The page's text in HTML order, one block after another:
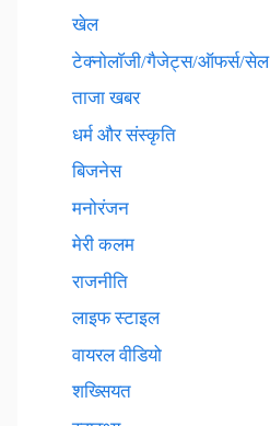
खेल
टेक्नाेलाॅजी/गैजेट्स/ऑफर्स/सेल
ताजा खबर
धर्म और संस्कृति
बिजनेस
मनोरंजन
मेरी कलम
राजनीति
लाइफ स्टाइल
वायरल वीडियो
शख्सियत